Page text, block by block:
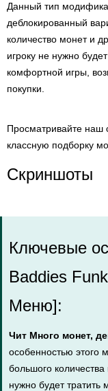
Данный тип
деблокированный
количество монет и
игроку не нужно
комфортной игры,
покупки.
Просматривайте наш
классную подборку
Скриншоты
Ключевые
Baddies
Меню]:
Чит Много монет,
особенностью этого
большого
нужно будет